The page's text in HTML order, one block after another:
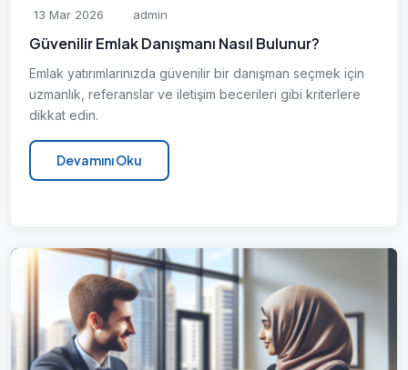
13 Mar 2026 admin
Güvenilir Emlak Danışmanı Nasıl Bulunur?
Emlak yatırımlarınızda güvenilir bir danışman seçmek için
uzmanlık, referanslar ve iletişim becerileri gibi kriterlere
dikkat edin.
Devamını Oku